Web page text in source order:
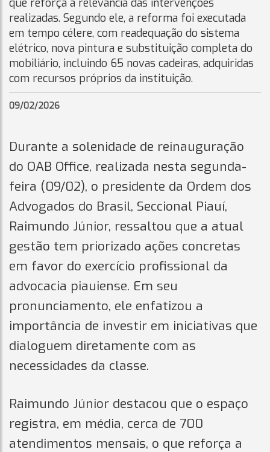
que reforça a relevância das intervenções
realizadas. Segundo ele, a reforma foi executada
em tempo célere, com readequação do sistema
elétrico, nova pintura e substituição completa do
mobiliário, incluindo 65 novas cadeiras, adquiridas
com recursos próprios da instituição.
09/02/2026
Durante a solenidade de reinauguração
do OAB Office, realizada nesta segunda-
feira (09/02), o presidente da Ordem dos
Advogados do Brasil, Seccional Piauí,
Raimundo Júnior, ressaltou que a atual
gestão tem priorizado ações concretas
em favor do exercício profissional da
advocacia piauiense. Em seu
pronunciamento, ele enfatizou a
importância de investir em iniciativas que
dialoguem diretamente com as
necessidades da classe.
Raimundo Júnior destacou que o espaço
registra, em média, cerca de 700
atendimentos mensais, o que reforça a